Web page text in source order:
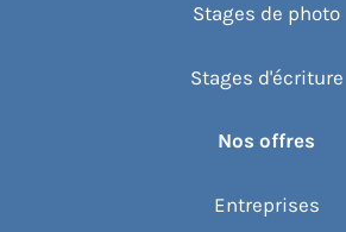
Stages de photo
Stages d'écriture
Nos offres
Entreprises